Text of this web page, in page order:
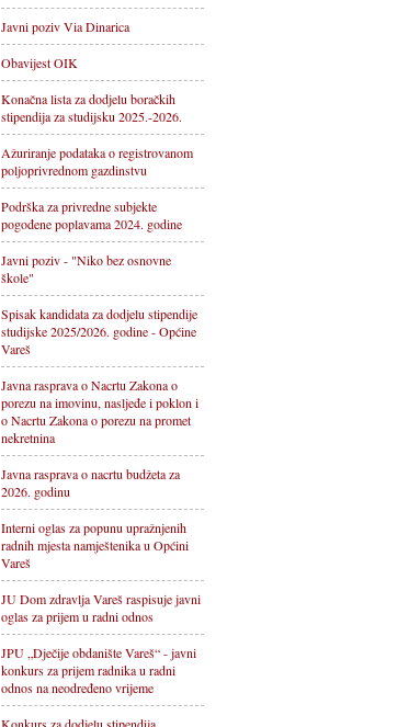
Javni poziv Via Dinarica
Obavijest OIK
Konačna lista za dodjelu boračkih
stipendija za studijsku 2025.-2026.
Ažuriranje podataka o registrovanom
poljoprivrednom gazdinstvu
Podrška za privredne subjekte
pogođene poplavama 2024. godine
Javni poziv - "Niko bez osnovne
škole"
Spisak kandidata za dodjelu stipendije
studijske 2025/2026. godine - Općine
Vareš
Javna rasprava o Nacrtu Zakona o
porezu na imovinu, nasljeđe i poklon i
o Nacrtu Zakona o porezu na promet
nekretnina
Javna rasprava o nacrtu budžeta za
2026. godinu
Interni oglas za popunu upražnjenih
radnih mjesta namještenika u Općini
Vareš
JU Dom zdravlja Vareš raspisuje javni
oglas za prijem u radni odnos
JPU „Dječije obdanište Vareš“ - javni
konkurs za prijem radnika u radni
odnos na neodređeno vrijeme